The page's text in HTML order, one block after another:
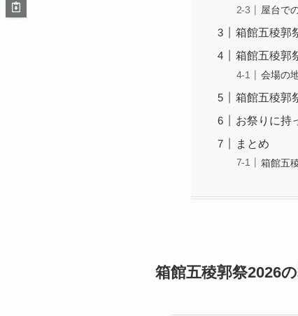
屋台で
箱館五稜郭
箱館五稜郭
会場の
箱館五稜郭
お祭りに持
まとめ
箱館五
箱館五稜郭祭2026